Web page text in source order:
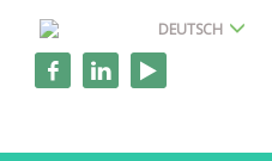
DEUTSCH